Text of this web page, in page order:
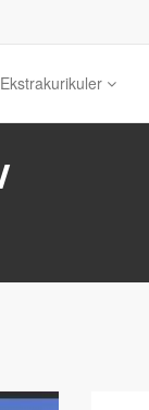
Ekstrakurikuler